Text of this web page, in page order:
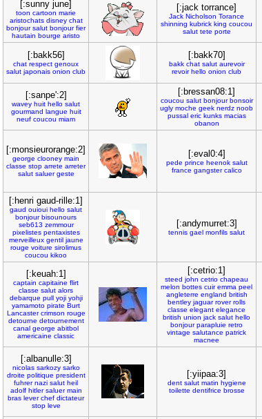
[:sunny june]
toon cartoon marie
aristochats disney chat
bonjour salut bonjour fier
hautain bourge aristo
[:jack torrance]
Jack Nicholson Torance
shinning kubrick king coucou
salut tete porte
[:bakk56]
chat respect genoux
salut japonais onion club
[:bakk70]
bakk chat salut aurevoir
revoir hello onion club
[:sanpe':2]
wavey huit hello salut
gourmand langue huit
neuf coucou miam
[:bressan08:1]
coucou salut bonjour bonsoir
ugly moche geek nerdz noob
pussal eric kunks macias
obanon
[:monsieurorange:2]
george clooney main
classe stop arrete arreter
salut saluer geste
[:eval0:4]
pede prince heenok salut
france gangster calico
[:henri gaud-rille:1]
gaud ouioui hello salut
bonjour bisounours
seb613 zemmour
pixelistes pentaxistes
merveilleux gentil jaune
rouge voiture sirolimus
coucou kikoo
[:andymurret:3]
tennis gael monfils salut
[:keuah:1]
captain capitaine flirt
classe salut alors
debarque pull yoji yohji
yamamoto pirate Burt
Lancaster crimson rouge
detourne detournement
canal george abitbol
americaine classic
[:cetrio:1]
steed john cetrio chapeau
melon bottes cuir emma peel
angleterre england british
bentley jaguar rover rolls
classe elegant elegance
british union jack salut hello
bonjour parapluie retro
vintage salutance patrick
macnee
[:albanulle:3]
nicolas sarkozy sarko
droite politique president
fuhrer nazi salut heil
adolf hitler saluer main
bras lever chef dictateur
stop leve
[:yiipaa:3]
dent salut matin hygiene
toilette dentifrice brosse